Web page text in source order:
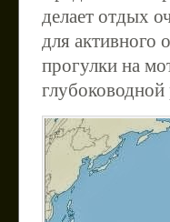
делает отдых
для активного
прогулки на